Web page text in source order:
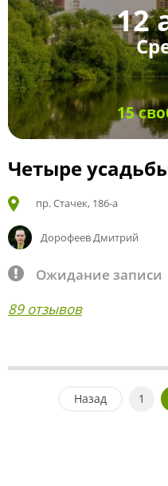
12
15
Четыре
пр. Стачек, 186-а
Дорофеев Дмитрий
Ожидание записи
89 отзывов
Назад 1